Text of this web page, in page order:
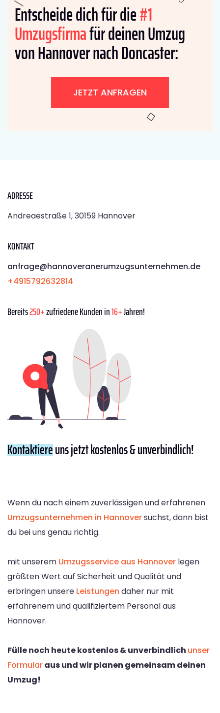
Entscheide dich für die#1
Umzugsfirmafür deinen Umzug
von Hannover nach Doncaster:
JETZT ANFRAGEN
ADRESSE
Andreaestraße 1, 30159 Hannover
KONTAKT
anfrage@hannoveranerumzugsunternehmen.de
+4915792632814
Bereits250+zufriedene Kunden in16+Jahren!
Kontaktiereuns jetzt kostenlos & unverbindlich!
Wenn du nach einem zuverlässigen und erfahrenen
Umzugsunternehmen in Hannoversuchst, dann bist
du bei uns genau richtig.
mit unserem Umzugsservice aus Hannover legen
größten Wert auf Sicherheit und Qualität und
erbringen unsere Leistungen daher nur mit
erfahrenem und qualifiziertem Personal aus
Hannover.
Fülle noch heute kostenlos & unverbindlich unser
Formularaus und wir planen gemeinsam deinen
Umzug!